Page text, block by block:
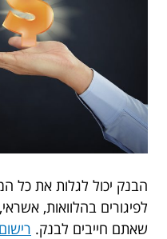
הבנק יכול לגלות את כל
לפיגורים בהלוואות,
שאתם חייבים לבנק. רישום BDI